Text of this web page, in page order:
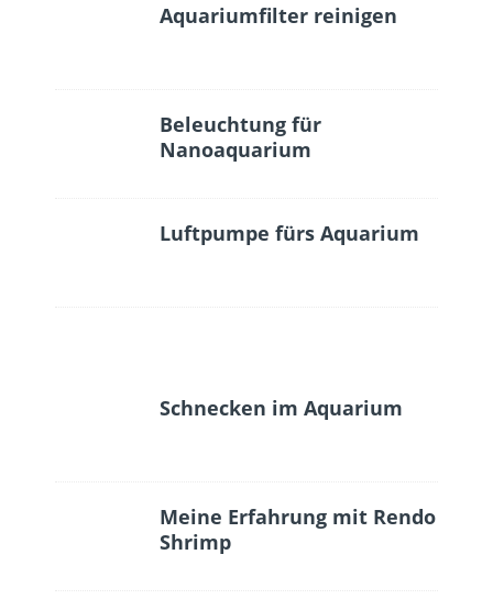
Aquariumfilter reinigen
Beleuchtung für
Nanoaquarium
Luftpumpe fürs Aquarium
Schnecken im Aquarium
Meine Erfahrung mit Rendo
Shrimp